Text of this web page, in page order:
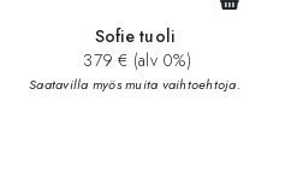
Sofie tuoli
379 € (alv 0%)
Saatavilla myös muita vaihtoehtoja.